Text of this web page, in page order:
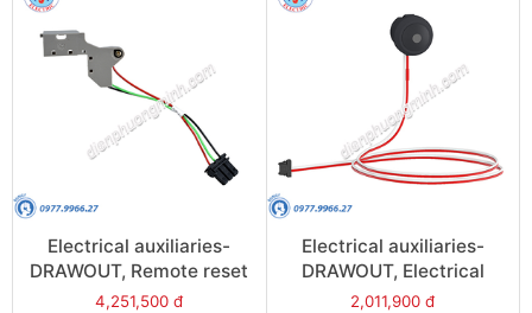
Electrical auxiliaries-
DRAWOUT, Remote reset
after fault trip (Res),
4,251,500 đ
Electrical auxiliaries-
DRAWOUT, Electrical
closing button (BPFE) -
2,011,900 đ